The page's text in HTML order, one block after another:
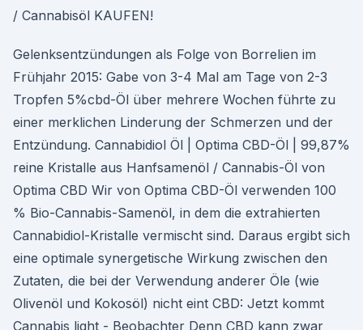
/ Cannabisöl KAUFEN!
Gelenksentzündungen als Folge von Borrelien im
Frühjahr 2015: Gabe von 3-4 Mal am Tage von 2-3
Tropfen 5%cbd-Öl über mehrere Wochen führte zu
einer merklichen Linderung der Schmerzen und der
Entzündung. Cannabidiol Öl | Optima CBD-Öl | 99,87%
reine Kristalle aus Hanfsamenöl / Cannabis-Öl von
Optima CBD Wir von Optima CBD-Öl verwenden 100
% Bio-Cannabis-Samenöl, in dem die extrahierten
Cannabidiol-Kristalle vermischt sind. Daraus ergibt sich
eine optimale synergetische Wirkung zwischen den
Zutaten, die bei der Verwendung anderer Öle (wie
Olivenöl und Kokosöl) nicht eint CBD: Jetzt kommt
Cannabis light - Beobachter Denn CBD kann zwar